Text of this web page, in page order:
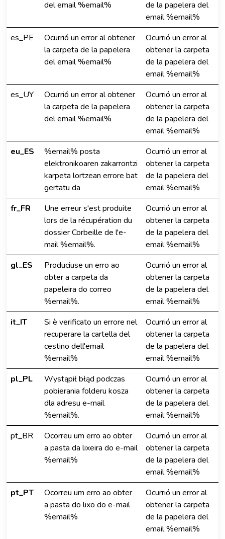
del email %email%
de la papelera del
email %email%
es_PE
Ocurrió un error al obtener
la carpeta de la papelera
del email %email%
Ocurrió un error al
obtener la carpeta
de la papelera del
email %email%
es_UY
Ocurrió un error al obtener
la carpeta de la papelera
del email %email%
Ocurrió un error al
obtener la carpeta
de la papelera del
email %email%
eu_ES
%email% posta
elektronikoaren zakarrontzi
karpeta lortzean errore bat
gertatu da
Ocurrió un error al
obtener la carpeta
de la papelera del
email %email%
fr_FR
Une erreur s'est produite
lors de la récupération du
dossier Corbeille de l'e-
mail %email%.
Ocurrió un error al
obtener la carpeta
de la papelera del
email %email%
gl_ES
Produciuse un erro ao
obter a carpeta da
papeleira do correo
%email%.
Ocurrió un error al
obtener la carpeta
de la papelera del
email %email%
it_IT
Si è verificato un errore nel
recuperare la cartella del
cestino dell'email
%email%
Ocurrió un error al
obtener la carpeta
de la papelera del
email %email%
pl_PL
Wystąpił błąd podczas
pobierania folderu kosza
dla adresu e-mail
%email%.
Ocurrió un error al
obtener la carpeta
de la papelera del
email %email%
pt_BR
Ocorreu um erro ao obter
a pasta da lixeira do e-mail
%email%
Ocurrió un error al
obtener la carpeta
de la papelera del
email %email%
pt_PT
Ocorreu um erro ao obter
a pasta do lixo do e-mail
%email%
Ocurrió un error al
obtener la carpeta
de la papelera del
email %email%